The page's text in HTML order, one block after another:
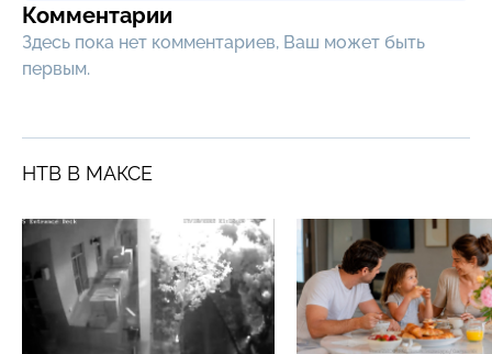
Комментарии
Здесь пока нет комментариев, Ваш может быть
первым.
НТВ В МАКСЕ